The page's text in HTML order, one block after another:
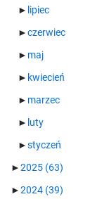
► lipiec
►czerwiec
► maj
► kwiecień
► marzec
► luty
►styczeń
►2025 (63)
►2024 (39)